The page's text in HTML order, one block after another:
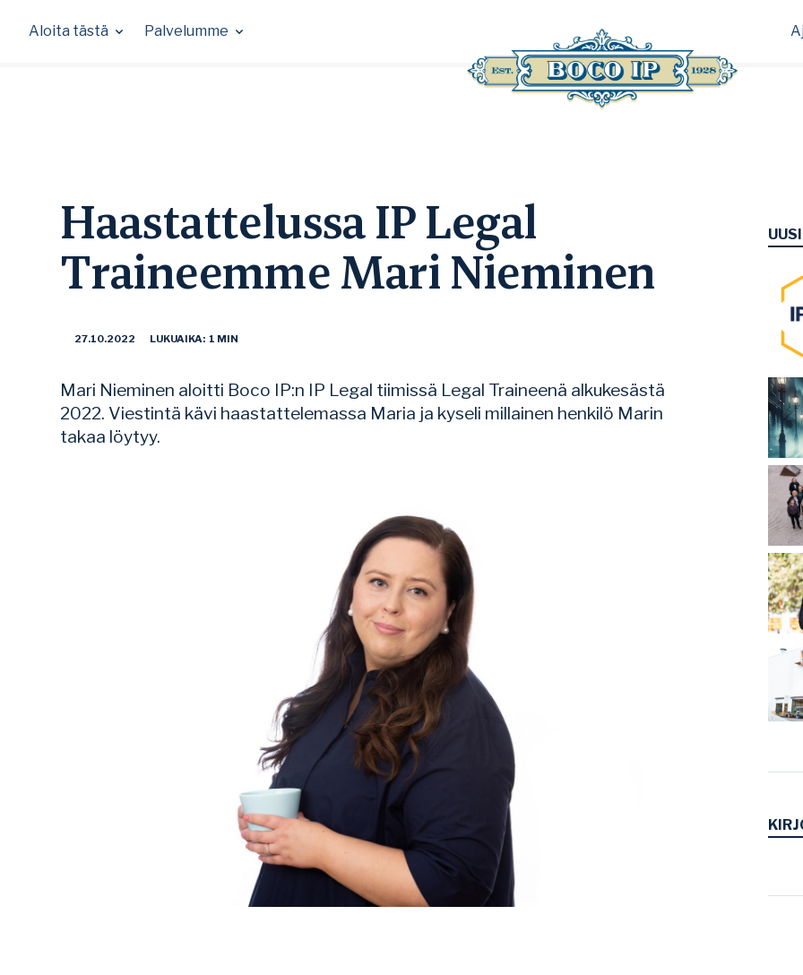
to
Aloita tästä Palvelumme
Haastattelussa IP Legal
Traineemme Mari Nieminen
27.10.2022 LUKUAIKA: 1 MIN
Mari Nieminen aloitti Boco IP:n IP Legal tiimissä Legal Traineenä alkukesästä
2022. Viestintä kävi haastattelemassa Maria ja kyseli millainen henkilö Marin
takaa löytyy.